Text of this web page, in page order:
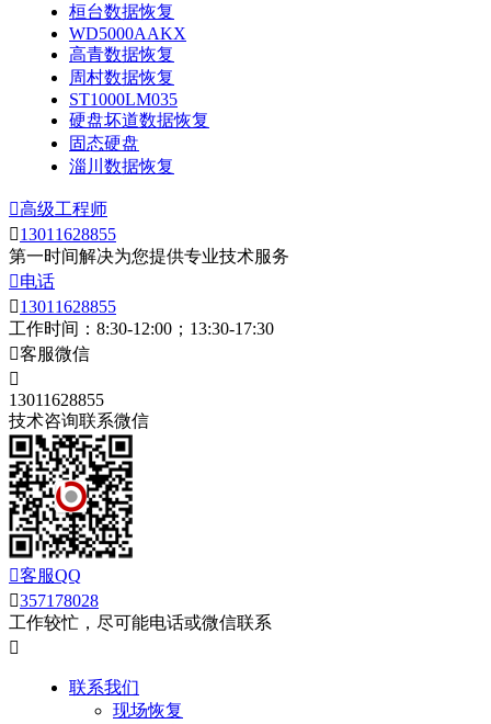
桓台数据恢复
WD5000AAKX
高青数据恢复
周村数据恢复
ST1000LM035
硬盘坏道数据恢复
固态硬盘
淄川数据恢复
高级工程师
13011628855
第一时间解决为您提供专业技术服务
电话
13011628855
工作时间：8:30-12:00；13:30-17:30
客服微信

13011628855
技术咨询联系微信
客服QQ
357178028
工作较忙，尽可能电话或微信联系

联系我们
现场恢复